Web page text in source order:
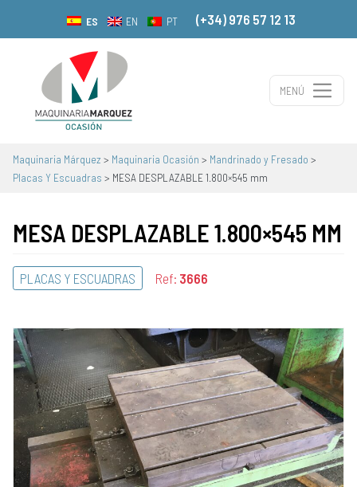
ES EN PT (+34) 976 57 12 13
Navegación principal
MENÚ
Maquinaria Márquez > Maquinaria Ocasión > Mandrinado y Fresado >
Placas Y Escuadras > MESA DESPLAZABLE 1.800×545 mm
MESA DESPLAZABLE 1.800×545 MM
PLACAS Y ESCUADRAS Ref: 3666